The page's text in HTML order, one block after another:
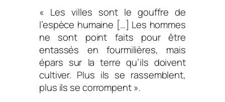
« Les villes sont le gouffre de
l’espèce humaine […] Les hommes
ne sont point faits pour être
entassés en fourmilières, mais
épars sur la terre qu’ils doivent
cultiver. Plus ils se rassemblent,
plus ils se corrompent ».